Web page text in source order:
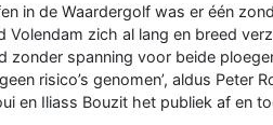
in de Waardergolf was er één
Volendam zich al lang en breed
zonder spanning voor beide
risico’s genomen’, aldus Peter
en Iliass Bouzit het publiek af en